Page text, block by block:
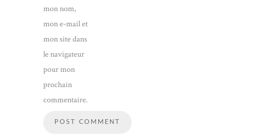
mon nom,
mon e-mail et
mon site dans
le navigateur
pour mon
prochain
commentaire.